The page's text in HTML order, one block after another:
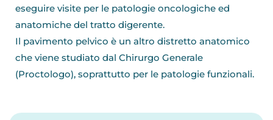
eseguire visite per le patologie oncologiche ed
anatomiche del tratto digerente.
Il pavimento pelvico è un altro distretto anatomico
che viene studiato dal Chirurgo Generale
(Proctologo), soprattutto per le patologie funzionali.